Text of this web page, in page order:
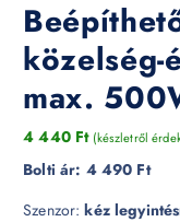
max.
4 440 Ft (készletről
Bolti ár: 4 490 Ft
Szenzor:kéz